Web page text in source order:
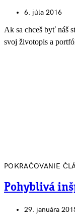
6. júla 2016
Ak sa chceš byť náš
svoj životopis a
POKRAČOVANIE
Pohyblivá
29. januára